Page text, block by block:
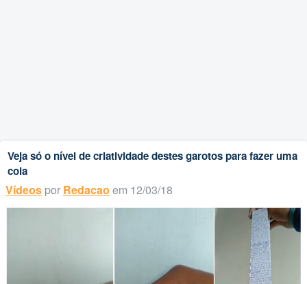
Veja só o nível de criatividade destes garotos para fazer uma
cola
Vídeos por Redacao em 12/03/18